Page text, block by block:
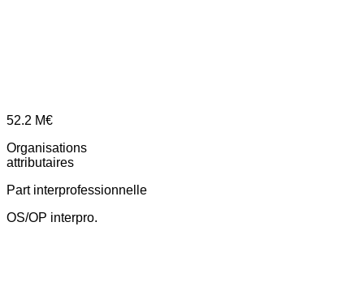
52.2 M€
Organisations
attributaires
Part interprofessionnelle
OS/OP interpro.